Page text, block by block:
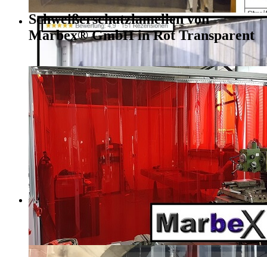
Schweißerschutzlamellen von
Marbex® GmbH in Rot Transparent